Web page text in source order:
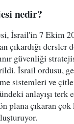
nedir?
İsrail'in 7 Ekim
çıkardığı dersler
güvenliği
İsrail ordusu,
sistemleri ve
anlayışı terk
plana çıkaran